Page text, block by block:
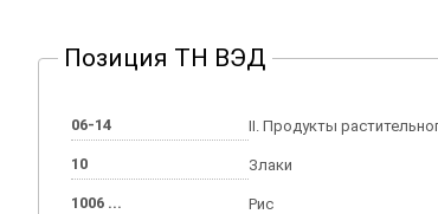
Позиция ТН ВЭД
06-14 II. Продукты
10 Злаки
1006 ... Рис